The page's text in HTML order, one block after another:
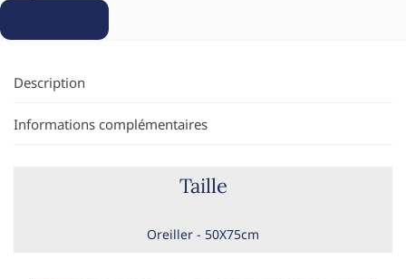
Description
Informations complémentaires
Taille
Oreiller - 50X75cm